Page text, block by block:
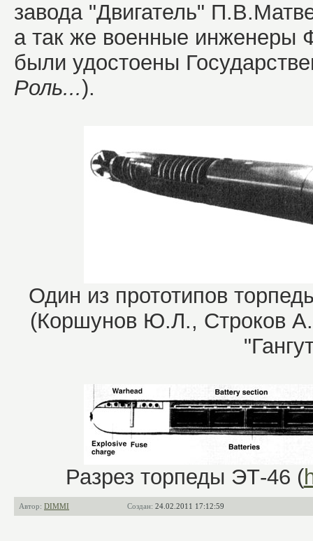
завода "Двигатель"
а так же военные инженеры
были удостоены
Роль...).
Один из прототипов
(Коршунов Ю.Л., Строков
Разрез торпеды ЭТ-46 (
Автор: DIMMI Создан: 24.02.2011 17:12:59